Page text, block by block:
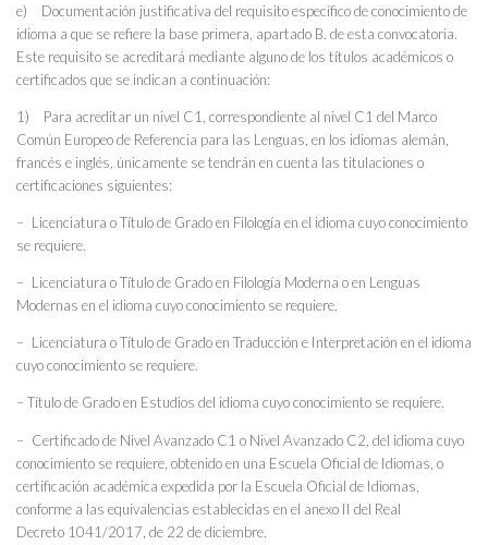
e) Documentación justificativa del requisito específico de conocimiento de
idioma a que se refiere la base primera, apartado B. de esta convocatoria.
Este requisito se acreditará mediante alguno de los títulos académicos o
certificados que se indican a continuación:
1) Para acreditar un nivel C1, correspondiente al nivel C1 del Marco
Común Europeo de Referencia para las Lenguas, en los idiomas alemán,
francés e inglés, únicamente se tendrán en cuenta las titulaciones o
certificaciones siguientes:
– Licenciatura o Título de Grado en Filología en el idioma cuyo conocimiento
se requiere.
– Licenciatura o Título de Grado en Filología Moderna o en Lenguas
Modernas en el idioma cuyo conocimiento se requiere.
– Licenciatura o Título de Grado en Traducción e Interpretación en el idioma
cuyo conocimiento se requiere.
– Título de Grado en Estudios del idioma cuyo conocimiento se requiere.
– Certificado de Nivel Avanzado C1 o Nivel Avanzado C2, del idioma cuyo
conocimiento se requiere, obtenido en una Escuela Oficial de Idiomas, o
certificación académica expedida por la Escuela Oficial de Idiomas,
conforme a las equivalencias establecidas en el anexo II del Real
Decreto 1041/2017, de 22 de diciembre.